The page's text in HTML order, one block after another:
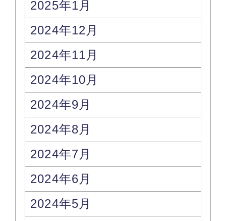
2025年1月
2024年12月
2024年11月
2024年10月
2024年9月
2024年8月
2024年7月
2024年6月
2024年5月